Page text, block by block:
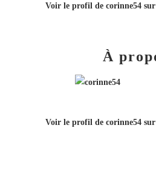
Voir le profil de corinne54sur
À
Voir le profil de corinne54sur